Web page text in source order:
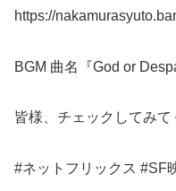
https://
BGM 曲名『God or
皆様、チェックしてみて
#ネットフリックス